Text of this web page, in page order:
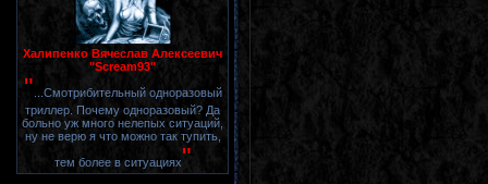
Халипенко Вячеслав Алексеевич
"Scream93"
" ...Смотрибительный одноразовый
триллер. Почему одноразовый? Да
больно уж много нелепых ситуаций,
ну не верю я что можно так тупить,
тем более в ситуациях"